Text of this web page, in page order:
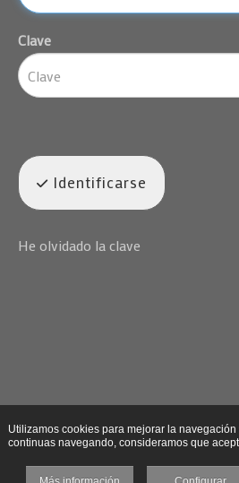
Clave
Identificarse
He olvidado la clave
Utilizamos cookies para mejorar la
continuas navegando, consideramos que